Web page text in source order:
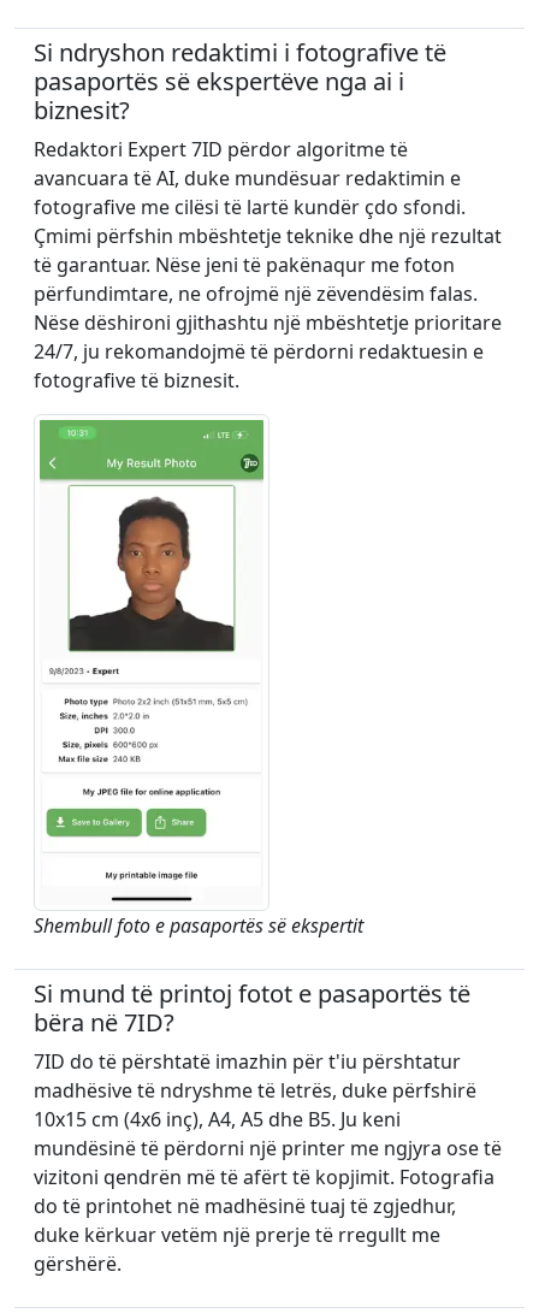
Si ndryshon redaktimi i fotografive të
pasaportës së ekspertëve nga ai i
biznesit?
Redaktori Expert 7ID përdor algoritme të
avancuara të AI, duke mundësuar redaktimin e
fotografive me cilësi të lartë kundër çdo sfondi.
Çmimi përfshin mbështetje teknike dhe një rezultat
të garantuar. Nëse jeni të pakënaqur me foton
përfundimtare, ne ofrojmë një zëvendësim falas.
Nëse dëshironi gjithashtu një mbështetje prioritare
24/7, ju rekomandojmë të përdorni redaktuesin e
fotografive të biznesit.
Shembull foto e pasaportës së ekspertit
Si mund të printoj fotot e pasaportës të
bëra në 7ID?
7ID do të përshtatë imazhin për t'iu përshtatur
madhësive të ndryshme të letrës, duke përfshirë
10x15 cm (4x6 inç), A4, A5 dhe B5. Ju keni
mundësinë të përdorni një printer me ngjyra ose të
vizitoni qendrën më të afërt të kopjimit. Fotografia
do të printohet në madhësinë tuaj të zgjedhur,
duke kërkuar vetëm një prerje të rregullt me
gërshërë.